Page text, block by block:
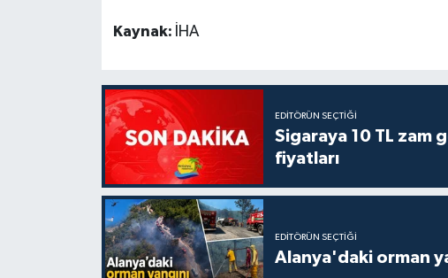
Kaynak: İHA
EDITÖRÜN SEÇTIĞI
Sigaraya 10 TL zam
fiyatları
EDITÖRÜN SEÇTIĞI
Alanya'daki orman